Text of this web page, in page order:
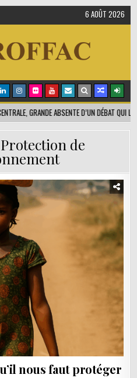
6 AOÛT 2026
GRANDE ABSENTE D’UN DÉBAT QUI LA
Protection de
nous faut protéger